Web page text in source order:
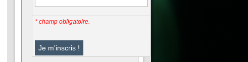
* champ obligatoire.